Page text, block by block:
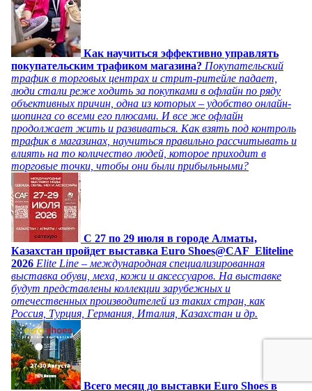
Как научиться эффективно управлять
покупательским трафиком магазина? Покупательский
трафик в торговых центрах и стрит-ритейле падает,
люди стали реже ходить за покупками в офлайн по ряду
объективных причин, одна из которых – удобство онлайн-
шопинга со всеми его плюсами. И все же офлайн
продолжает жить и развиваться. Как взять под контроль
трафик в магазинах, научиться правильно рассчитывать и
влиять на то количество людей, которое приходит в
торговые точки, чтобы они были прибыльными?
C 27 по 29 июля в городе Алматы,
Казахстан пройдет выставка Euro Shoes@CAF_Eliteline
2026 Elite Line – международная специализированная
выставка обуви, меха, кожи и аксессуаров. На выставке
будут представлены коллекции зарубежных и
отечественных производителей из таких стран, как
Россия, Турция, Германия, Италия, Казахстан и др.
Всего месяц до выставки Euro Shoes в